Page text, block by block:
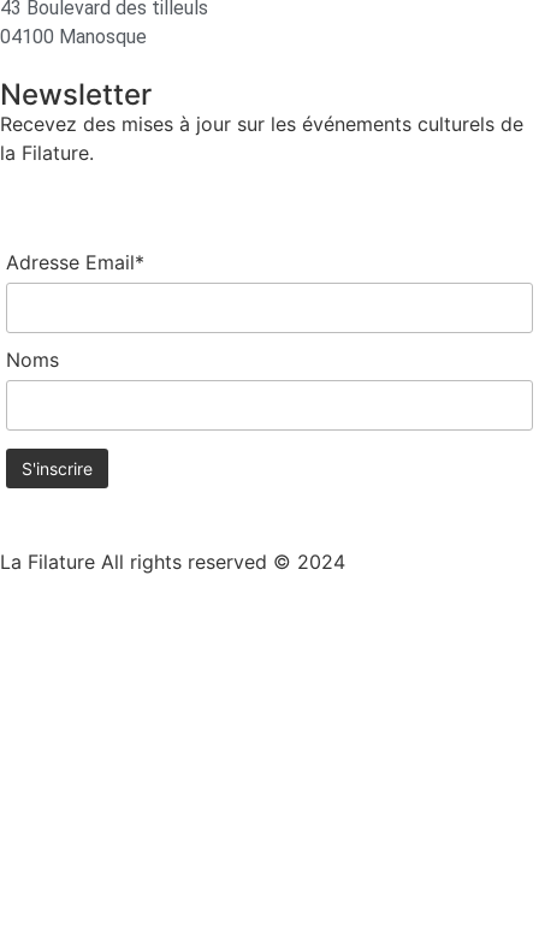
43 Boulevard des tilleuls
04100 Manosque
Newsletter
Recevez des mises à jour sur les événements culturels de
la Filature.
Adresse Email*
Noms
La Filature All rights reserved © 2024